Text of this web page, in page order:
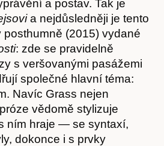
a postav. Tak je
a nejdůsledněji je tento
posthumně (2015) vydané
: zde se pravidelně
s veršovanými pasážemi
společné hlavní téma:
Navíc Grass nejen
vědomě stylizuje
ním hraje — se syntaxí,
dokonce i s prvky